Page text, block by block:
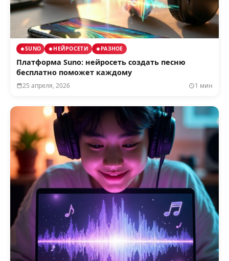
SUNO НЕЙРОСЕТИ РАЗНОЕ
Платформа Suno: нейросеть создать песню
бесплатно поможет каждому
25 апреля, 2026 1 мин